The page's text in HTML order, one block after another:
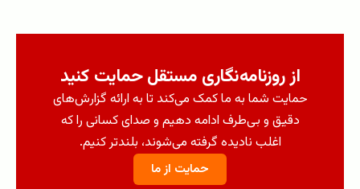
از روزنامه‌نگاری مستقل حمایت کنید
حمایت شما به ما کمک می‌کند تا به ارائه گزارش‌های
دقیق و بی‌طرف ادامه دهیم و صدای کسانی را که
اغلب نادیده گرفته می‌شوند، بلندتر کنیم.
حمایت از ما